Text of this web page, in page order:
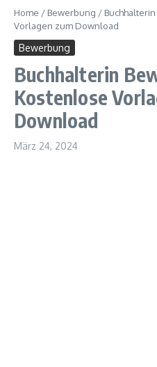
Home / Bewerbung /
Vorlagen zum Download
Bewerbung
Buchhalterin
Kostenlose
Download
März 24, 2024